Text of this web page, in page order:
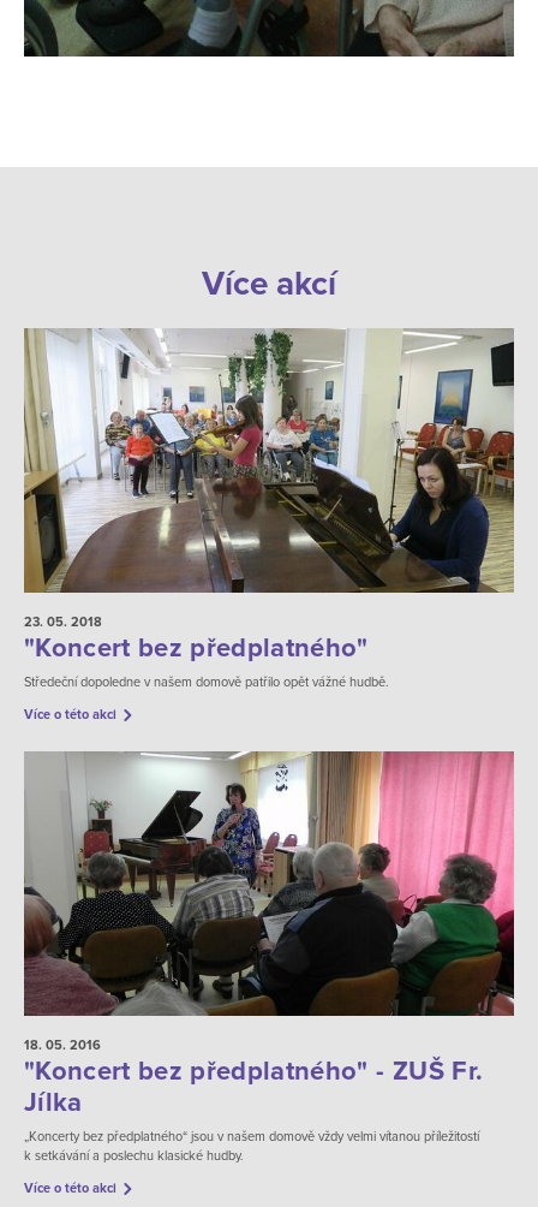
Více akcí
23. 05. 2018
"Koncert bez předplatného"
Středeční dopoledne v našem domově patřilo opět vážné hudbě.
Více o této akci
18. 05. 2016
"Koncert bez předplatného" - ZUŠ Fr.
Jílka
„Koncerty bez předplatného“ jsou v našem domově vždy velmi vítanou příležitostí
k setkávání a poslechu klasické hudby.
Více o této akci